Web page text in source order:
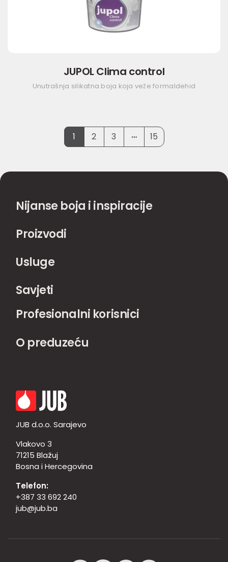
JUPOL Clima control
Unutrašnja silikatna boja koja veže formaldehid
1 2 3 … 15
Nijanse boja i inspiracije
Proizvodi
Usluge
Savjeti
Profesionalni korisnici
O preduzeću
JUB d.o.o. Sarajevo
Vlakovo 3
71215 Blažuj
Bosna i Hercegovina
Telefon:
+387 33 692 240
jub@jub.ba